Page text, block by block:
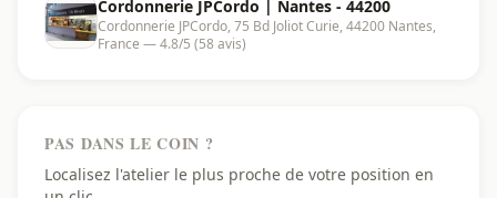
Cordonnerie JPCordo | Nantes - 44200
Cordonnerie JPCordo, 75 Bd Joliot Curie, 44200 Nantes,
France — 4.8/5 (58 avis)
PAS DANS LE COIN ?
Localisez l'atelier le plus proche de votre position en